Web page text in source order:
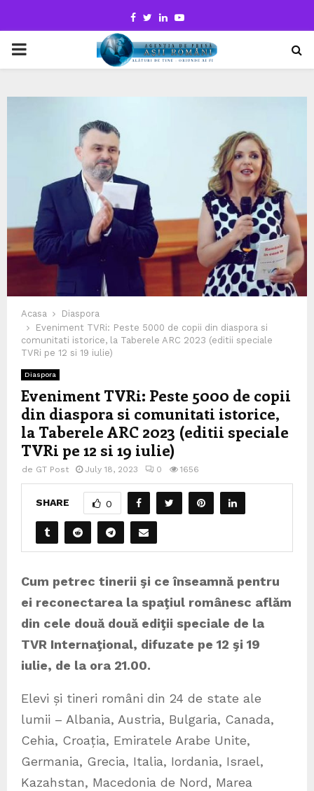
Facebook
TwitterLinkedinYoutube
PRIMARY
Acasa
Diaspora
Eveniment TVRi: Peste 5000 de copii din diaspora si
comunitati istorice, la Taberele ARC 2023 (editii speciale
TVRi pe 12 si 19 iulie)
Diaspora
Eveniment TVRi: Peste 5000 de copii
din diaspora si comunitati istorice,
la Taberele ARC 2023 (editii speciale
TVRi pe 12 si 19 iulie)
de GT Post July 18, 2023 0 1656
SHARE 0
Cum petrec tinerii şi ce înseamnă pentru
ei reconectarea la spaţiul românesc aflăm
din cele două două ediţii speciale de la
TVR Internaţional, difuzate pe 12 şi 19
iulie, de la ora 21.00.
Elevi și tineri români din 24 de state ale
lumii – Albania, Austria, Bulgaria, Canada,
Cehia, Croația, Emiratele Arabe Unite,
Germania, Grecia, Italia, Iordania, Israel,
Kazahstan, Macedonia de Nord, Marea